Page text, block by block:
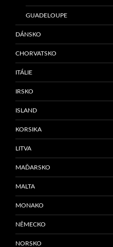
GUADELOUPE
DÁNSKO
CHORVATSKO
ITÁLIE
IRSKO
ISLAND
KORSIKA
LITVA
MAĎARSKO
MALTA
MONAKO
NĚMECKO
NORSKO